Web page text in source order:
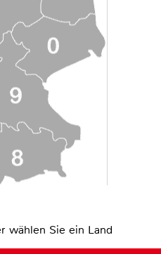
wählen Sie ein Land